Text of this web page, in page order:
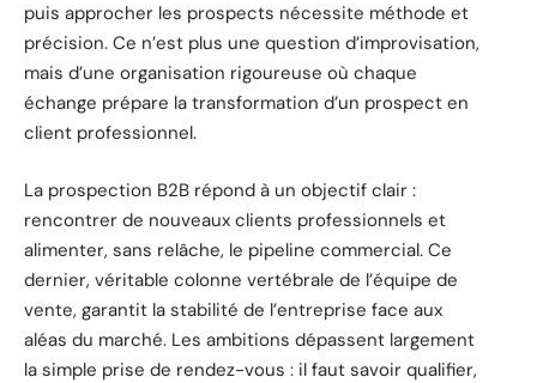
puis approcher les prospects nécessite méthode et
précision. Ce n’est plus une question d’improvisation,
mais d’une organisation rigoureuse où chaque
échange prépare la transformation d’un prospect en
client professionnel.
La prospection B2B répond à un objectif clair :
rencontrer de nouveaux clients professionnels et
alimenter, sans relâche, le pipeline commercial. Ce
dernier, véritable colonne vertébrale de l’équipe de
vente, garantit la stabilité de l’entreprise face aux
aléas du marché. Les ambitions dépassent largement
la simple prise de rendez-vous : il faut savoir qualifier,